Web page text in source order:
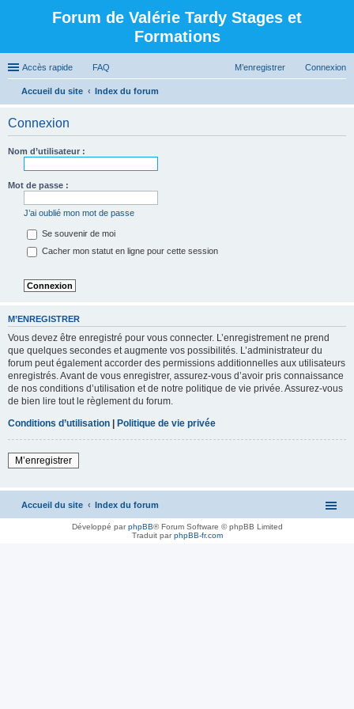
Forum de Valérie Tardy Stages et
Formations
Accès rapide FAQ Connexion
M’enregistrer
Accueil du site Index du forum
Connexion
Nom d’utilisateur :
Mot de passe :
J’ai oublié mon mot de passe
Se souvenir de moi
Cacher mon statut en ligne pour cette session
M’ENREGISTRER
Vous devez être enregistré pour vous connecter. L’enregistrement ne prend
que quelques secondes et augmente vos possibilités. L’administrateur du
forum peut également accorder des permissions additionnelles aux utilisateurs
enregistrés. Avant de vous enregistrer, assurez-vous d’avoir pris connaissance
de nos conditions d’utilisation et de notre politique de vie privée. Assurez-vous
de bien lire tout le règlement du forum.
Conditions d’utilisation | Politique de vie privée
M’enregistrer
Accueil du site Index du forum
Développé parphpBB® Forum Software © phpBB Limited
Traduit parphpBB-fr.com